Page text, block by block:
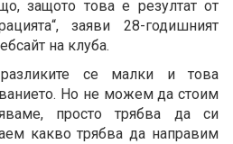
защото това е резултат от
заяви 28-годишният
на клуба.
се малки и това
Но не можем да стоим
просто трябва да си
какво трябва да направим